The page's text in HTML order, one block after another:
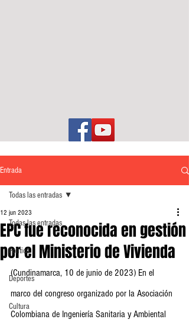
Entrada
Todas las entradas
Política
Deportes
Cultura
Todas las entradas
EPC fue reconocida en gestión
por el Ministerio de Vivienda
12 jun 2023
(Cundinamarca, 10 de junio de 2023) En el
marco del congreso organizado por la Asociación
Colombiana de Ingeniería Sanitaria y Ambiental